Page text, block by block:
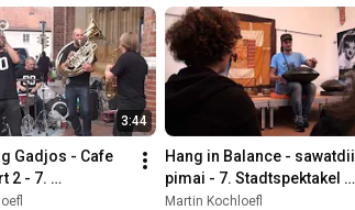
3:44
Gadjos - Cafe
2 - 7.
Landshut
Hang in Balance - sawatdii
pimai - 7. Stadtspektakel
Landshut 2013
Martin Kochloefl